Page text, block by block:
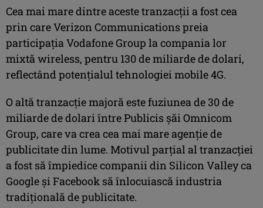
Cea mai mare dintre aceste tranzacţii a fost cea
prin care Verizon Communications preia
participaţia Vodafone Group la compania lor
mixtă wireless, pentru 130 de miliarde de dolari,
reflectând potenţialul tehnologiei mobile 4G.
O altă tranzacţie majoră este fuziunea de 30 de
miliarde de dolari între Publicis şăi Omnicom
Group, care va crea cea mai mare agenţie de
publicitate din lume. Motivul parţial al tranzacţiei
a fost să împiedice companii din Silicon Valley ca
Google şi Facebook să înlocuiască industria
tradiţională de publicitate.